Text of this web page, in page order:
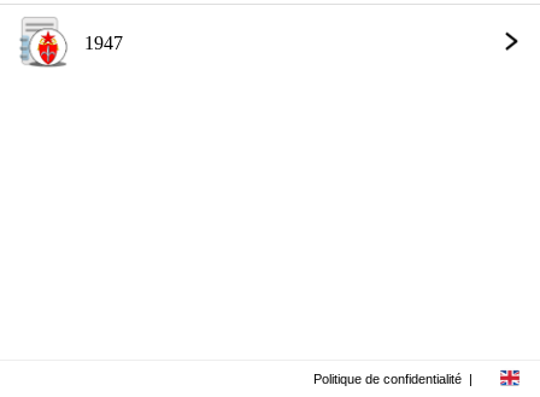
1947
Politique de confidentialité |